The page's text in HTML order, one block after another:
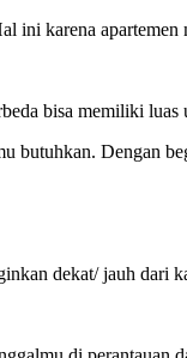
ini karena
bisa memiliki luas
Dengan
dekat/ jauh dari